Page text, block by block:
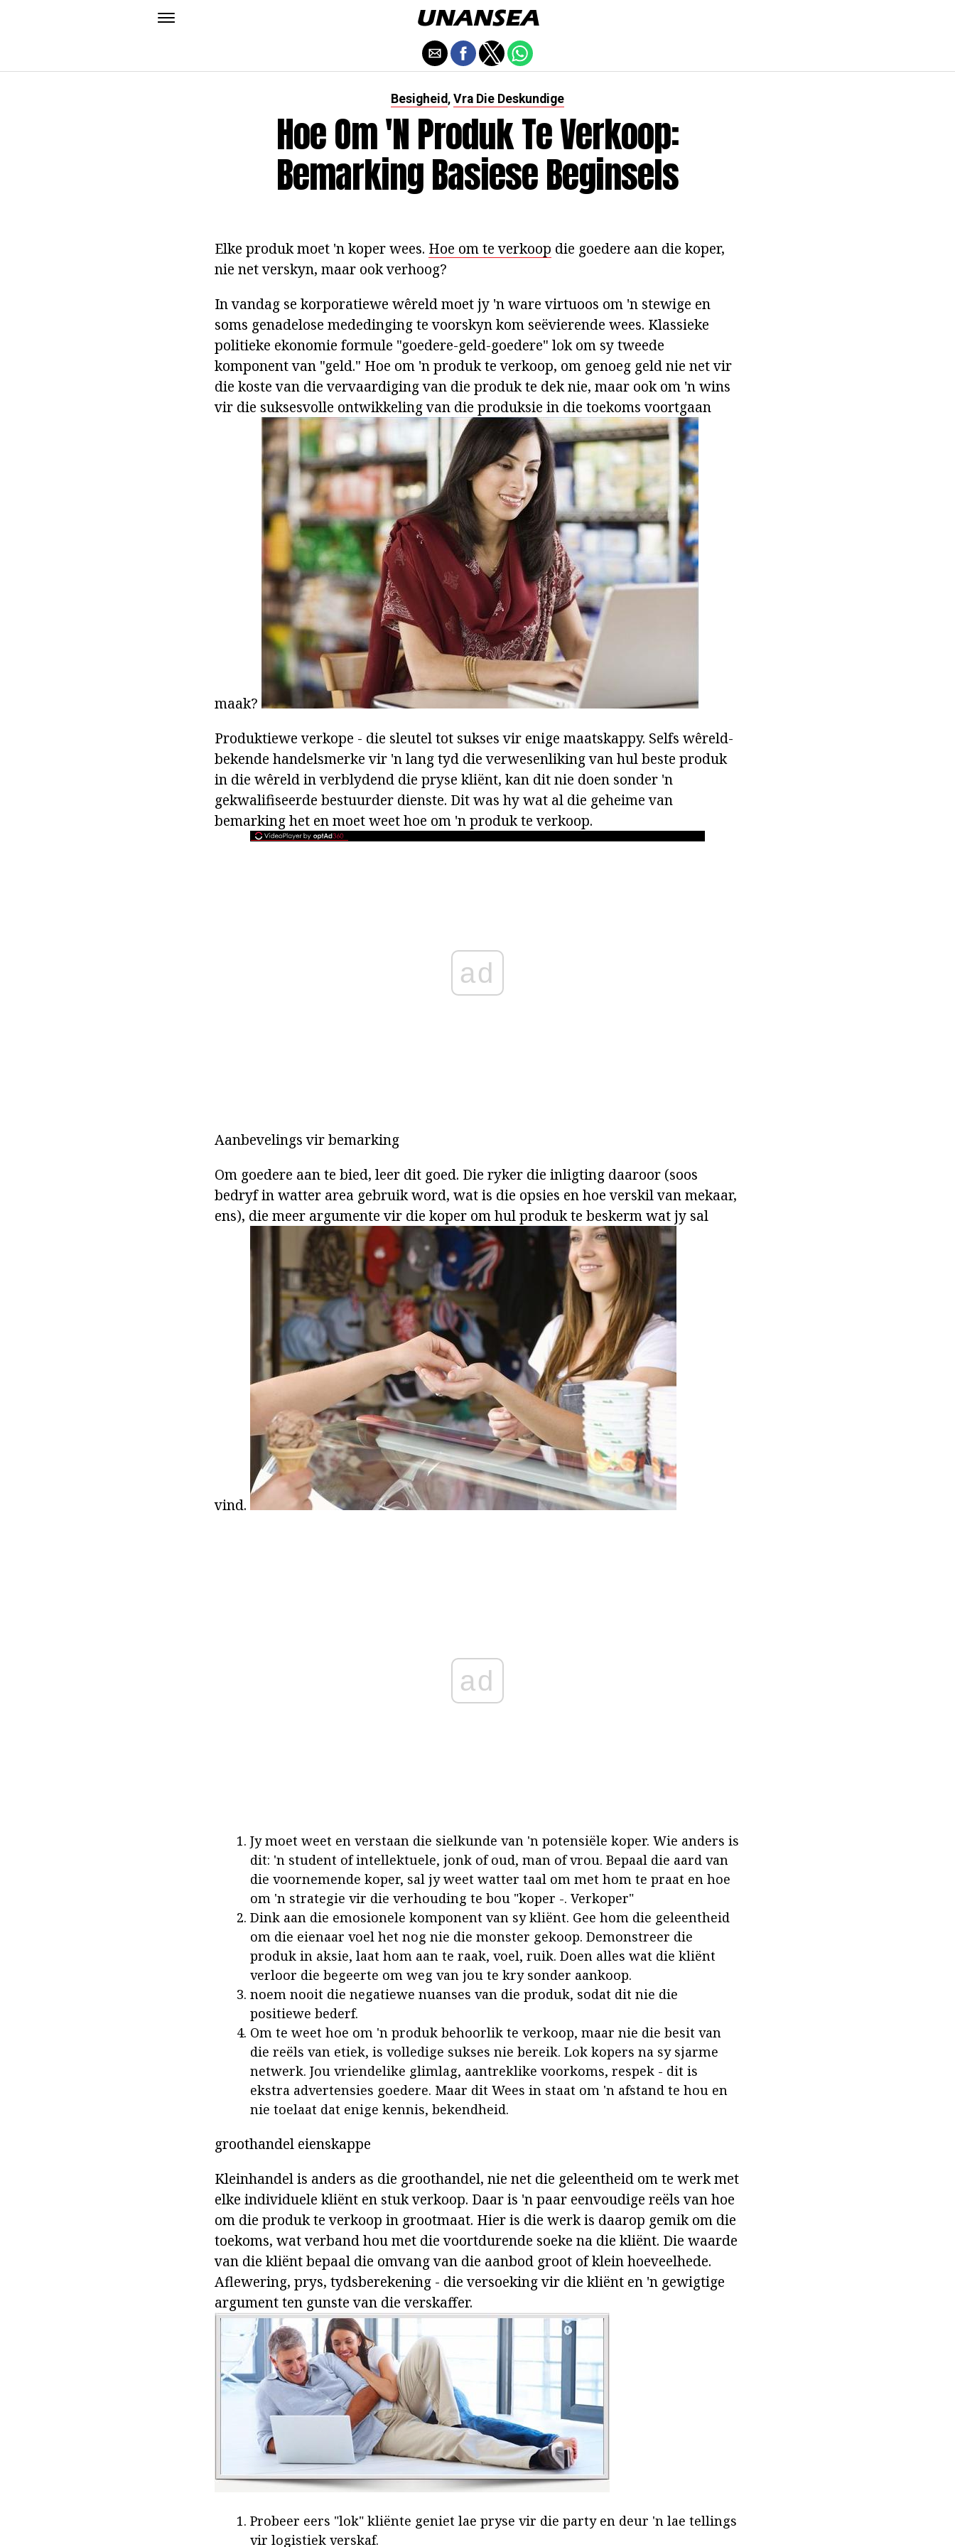
Besigheid, Vra Die Deskundige
Hoe Om 'n Produk Te Verkoop:
Bemarking Basiese Beginsels
Elke produk moet 'n koper wees. Hoe om te verkoop die goedere aan die koper,
nie net verskyn, maar ook verhoog?
In vandag se korporatiewe wêreld moet jy 'n ware virtuoos om 'n stewige en
soms genadelose mededinging te voorskyn kom seëvierende wees. Klassieke
politieke ekonomie formule "goedere-geld-goedere" lok om sy tweede
komponent van "geld." Hoe om 'n produk te verkoop, om genoeg geld nie net vir
die koste van die vervaardiging van die produk te dek nie, maar ook om 'n wins
vir die suksesvolle ontwikkeling van die produksie in die toekoms voortgaan
maak?
Produktiewe verkope - die sleutel tot sukses vir enige maatskappy. Selfs wêreld-
bekende handelsmerke vir 'n lang tyd die verwesenliking van hul beste produk
in die wêreld in verblydend die pryse kliënt, kan dit nie doen sonder 'n
gekwalifiseerde bestuurder dienste. Dit was hy wat al die geheime van
bemarking het en moet weet hoe om 'n produk te verkoop.
ad
Aanbevelings vir bemarking
Om goedere aan te bied, leer dit goed. Die ryker die inligting daaroor (soos
bedryf in watter area gebruik word, wat is die opsies en hoe verskil van mekaar,
ens), die meer argumente vir die koper om hul produk te beskerm wat jy sal
vind.
ad
Jy moet weet en verstaan die sielkunde van 'n potensiële koper. Wie anders is
dit: 'n student of intellektuele, jonk of oud, man of vrou. Bepaal die aard van
die voornemende koper, sal jy weet watter taal om met hom te praat en hoe
om 'n strategie vir die verhouding te bou "koper -. Verkoper"
Dink aan die emosionele komponent van sy kliënt. Gee hom die geleentheid
om die eienaar voel het nog nie die monster gekoop. Demonstreer die
produk in aksie, laat hom aan te raak, voel, ruik. Doen alles wat die kliënt
verloor die begeerte om weg van jou te kry sonder aankoop.
noem nooit die negatiewe nuanses van die produk, sodat dit nie die
positiewe bederf.
Om te weet hoe om 'n produk behoorlik te verkoop, maar nie die besit van
die reëls van etiek, is volledige sukses nie bereik. Lok kopers na sy sjarme
netwerk. Jou vriendelike glimlag, aantreklike voorkoms, respek - dit is
ekstra advertensies goedere. Maar dit Wees in staat om 'n afstand te hou en
nie toelaat dat enige kennis, bekendheid.
groothandel eienskappe
Kleinhandel is anders as die groothandel, nie net die geleentheid om te werk met
elke individuele kliënt en stuk verkoop. Daar is 'n paar eenvoudige reëls van hoe
om die produk te verkoop in grootmaat. Hier is die werk is daarop gemik om die
toekoms, wat verband hou met die voortdurende soeke na die kliënt. Die waarde
van die kliënt bepaal die omvang van die aanbod groot of klein hoeveelhede.
Aflewering, prys, tydsberekening - die versoeking vir die kliënt en 'n gewigtige
argument ten gunste van die verskaffer.
Probeer eers "lok" kliënte geniet lae pryse vir die party en deur 'n lae tellings
vir logistiek verskaf.